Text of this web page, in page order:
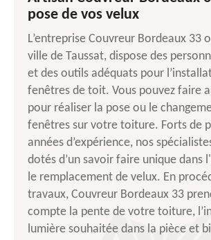
pose de vos velux
L’entreprise Couvreur Bordeaux 33
ville de Taussat, dispose des
et des outils adéquats pour
fenêtres de toit. Vous pouvez faire
pour réaliser la pose ou le
fenêtres sur votre toiture. Forts de
années d’expérience, nos
dotés d’un savoir faire unique dans
le remplacement de velux. En
travaux, Couvreur Bordeaux 33
compte la pente de votre toiture,
lumière souhaitée dans la pièce et